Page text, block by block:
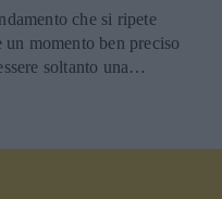
che si ripete
momento ben preciso
soltanto una